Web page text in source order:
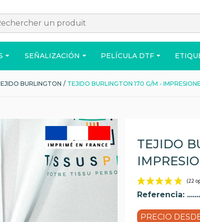
ACCESORIOS BOLSO
SEÑALIZACIÓN PELÍCULA DTF
BURLINGTON / TEJIDO BURLINGTON 170 G/M -
TEJIDO
Referencia:
PRECIO